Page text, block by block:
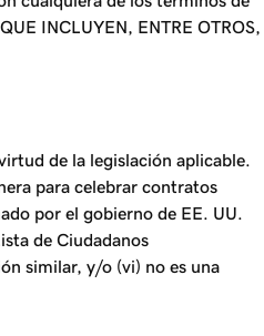
INCLUYEN, ENTRE OTROS,
de la legislación aplicable.
para celebrar contratos
por el gobierno de EE. UU.
de Ciudadanos
similar, y/o (vi) no es una